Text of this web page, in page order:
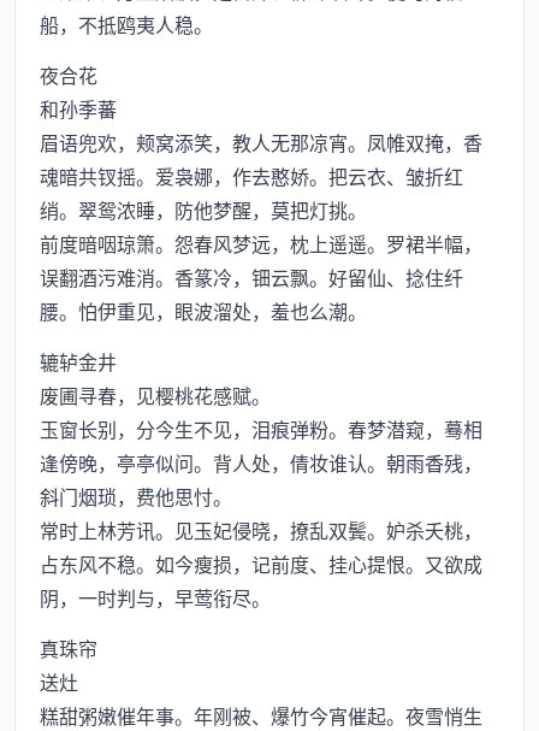
船，不抵鸥夷人稳。
夜合花
和孙季蕃
眉语兜欢，颊窝添笑，教人无那凉宵。凤帷双掩，香
魂暗共钗摇。爱袅娜，作去憨娇。把云衣、皱折红
绡。翠鸳浓睡，防他梦醒，莫把灯挑。
前度暗咽琼箫。怨春风梦远，枕上遥遥。罗裙半幅，
误翻酒污难消。香篆冷，钿云飘。好留仙、捻住纤
腰。怕伊重见，眼波溜处，羞也么潮。
辘轳金井
废圃寻春，见樱桃花感赋。
玉窗长别，分今生不见，泪痕弹粉。春梦潜窥，蓦相
逢傍晚，亭亭似问。背人处，倩妆谁认。朝雨香残，
斜门烟琐，费他思忖。
常时上林芳讯。见玉妃侵晓，撩乱双鬓。妒杀夭桃，
占东风不稳。如今瘦损，记前度、挂心提恨。又欲成
阴，一时判与，早莺衔尽。
真珠帘
送灶
糕甜粥嫩催年事。年刚被、爆竹今宵催起。夜雪悄生